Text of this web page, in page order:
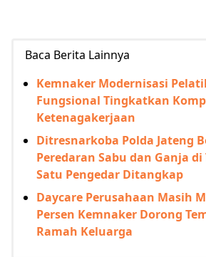
Baca Berita Lainnya
Kemnaker Modernisasi
Fungsional Tingkatkan
Ketenagakerjaan
Ditresnarkoba Polda Jateng
Peredaran Sabu dan Ganja
Satu Pengedar Ditangkap
Daycare Perusahaan Masih
Persen Kemnaker Dorong
Ramah Keluarga